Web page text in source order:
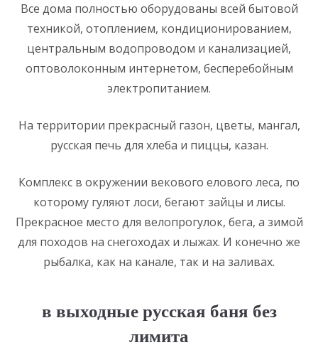
Все дома полностью оборудованы всей бытовой
техникой, отоплением, кондиционированием,
центральным водопроводом и канализацией,
оптоволоконным интернетом, бесперебойным
электропитанием.
На территории прекрасный газон, цветы, мангал,
русская печь для хлеба и пиццы, казан.
Комплекс в окружении векового елового леса, по
которому гуляют лоси, бегают зайцы и лисы.
Прекрасное место для велопрогулок, бега, а зимой
для походов на снегоходах и лыжах. И конечно же
рыбалка, как на канале, так и на заливах.
в выходные русская баня без
лимита